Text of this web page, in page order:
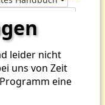
leider nicht
uns von Zeit
eine